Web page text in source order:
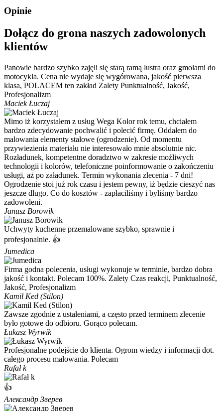
Opinie
Dołącz do grona naszych zadowolonych
klientów
Panowie bardzo szybko zajęli się starą ramą lustra oraz gmolami do
motocykla. Cena nie wydaje się wygórowana, jakość pierwsza
klasa, POLACEM ten zakład Zalety Punktualność, Jakość,
Profesjonalizm
Maciek Łuczaj
Mimo iż korzystałem z usług Wega Kolor rok temu, chciałem
bardzo zdecydowanie pochwalić i polecić firmę. Oddałem do
malowania elementy stalowe (ogrodzenie). Od momentu
przywiezienia materiału nie interesowało mnie absolutnie nic.
Rozładunek, kompetentne doradztwo w zakresie możliwych
technologii i kolorów, telefoniczne poinformowanie o zakończeniu
usługi, aż po załadunek. Termin wykonania zlecenia - 7 dni!
Ogrodzenie stoi już rok czasu i jestem pewny, iż będzie cieszyć nas
jeszcze długo. Co do kosztów - zapłaciliśmy i byliśmy bardzo
zadowoleni.
Janusz Borowik
Uchwyty kuchenne przemalowane szybko, sprawnie i
profesjonalnie. 👍
Jumedica
Firma godna polecenia, usługi wykonuje w terminie, bardzo dobra
jakość i kontakt. Polecam 100%. Zalety Czas reakcji, Punktualność,
Jakość, Profesjonalizm
Kamil Ked (Stilon)
Zawsze zgodnie z ustaleniami, a często przed terminem zlecenie
było gotowe do odbioru. Gorąco polecam.
Łukasz Wyrwik
Profesjonalne podejście do klienta. Ogrom wiedzy i informacji dot.
całego procesu malowania. Polecam
Rafał k
👍
Александр Зверев